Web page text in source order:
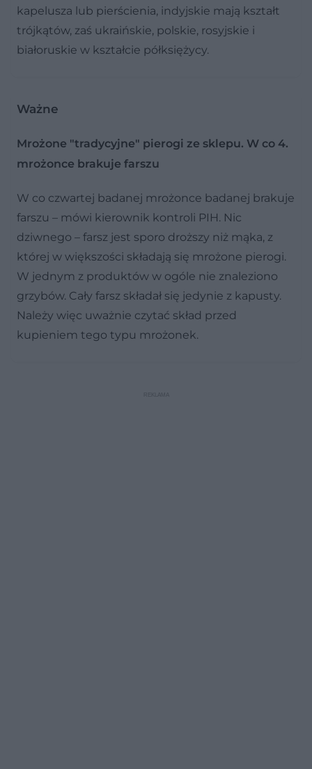
kapelusza lub pierścienia, indyjskie mają kształt
trójkątów, zaś ukraińskie, polskie, rosyjskie i
białoruskie w kształcie półksiężycy.
Ważne
Mrożone "tradycyjne" pierogi ze sklepu. W co 4.
mrożonce brakuje farszu
W co czwartej badanej mrożonce badanej brakuje
farszu – mówi kierownik kontroli PIH. Nic
dziwnego – farsz jest sporo droższy niż mąka, z
której w większości składają się mrożone pierogi.
W jednym z produktów w ogóle nie znaleziono
grzybów. Cały farsz składał się jedynie z kapusty.
Należy więc uważnie czytać skład przed
kupieniem tego typu mrożonek.